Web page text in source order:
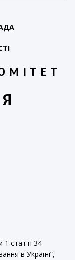
М І Т Е Т
1 статті 34
в Україні”,